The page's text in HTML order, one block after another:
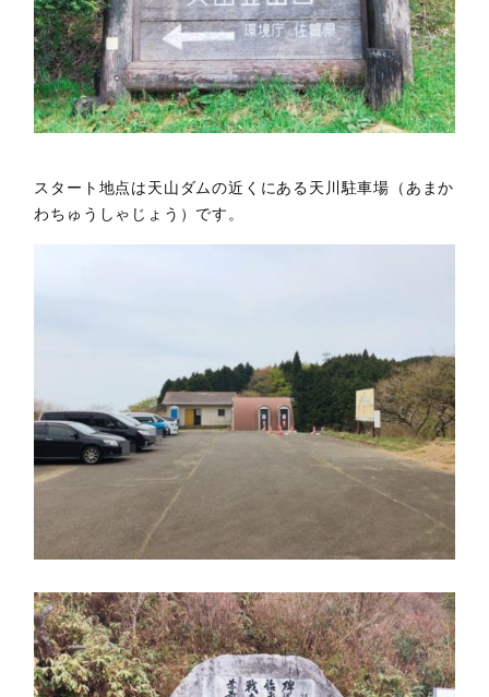
スタート地点は天山ダムの近くにある天川駐車場（あまか
わちゅうしゃじょう）です。